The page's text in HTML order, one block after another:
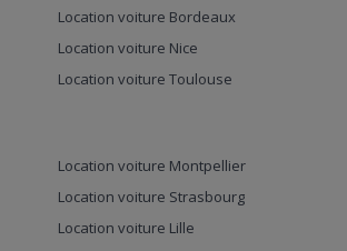
Location voiture Bordeaux
Location voiture Nice
Location voiture Toulouse
Location voiture Montpellier
Location voiture Strasbourg
Location voiture Lille